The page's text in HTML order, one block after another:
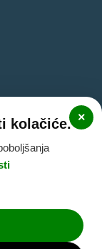
×
kolačiće.